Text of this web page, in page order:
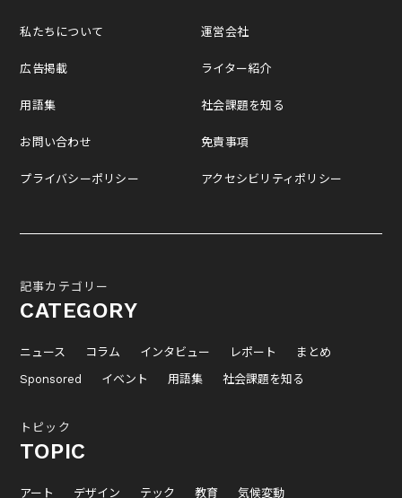
私たちについて
広告掲載
用語集
お問い合わせ
プライバシーポリシー
運営会社
ライター紹介
社会課題を知る
免責事項
アクセシビリティポリシー
記事カテゴリー
CATEGORY
ニュース コラム インタビュー レポート
まとめ
Sponsored
イベント 用語集 社会課題を知る
トピック
TOPIC
アート デザイン テック 教育 気候変動